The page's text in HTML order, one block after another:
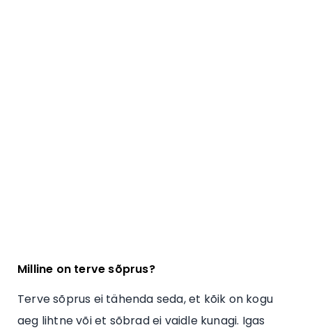
Milline on terve sõprus?
Terve sõprus ei tähenda seda, et kõik on kogu
aeg lihtne või et sõbrad ei vaidle kunagi. Igas